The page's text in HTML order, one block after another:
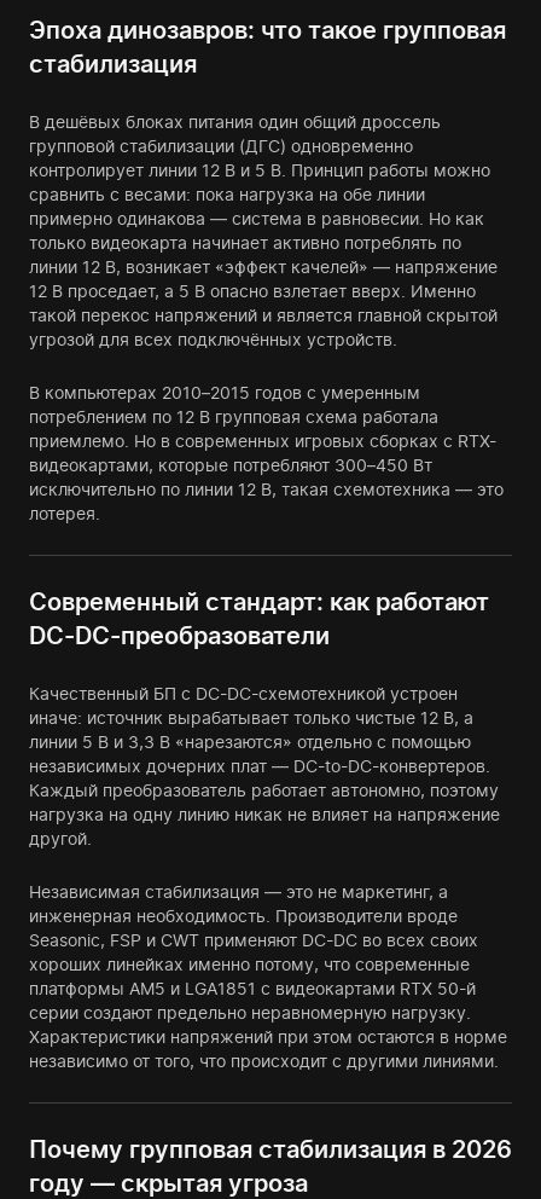
Эпоха динозавров: что такое групповая
стабилизация
В дешёвых блоках питания один общий дроссель
групповой стабилизации (ДГС) одновременно
контролирует линии 12 В и 5 В. Принцип работы можно
сравнить с весами: пока нагрузка на обе линии
примерно одинакова — система в равновесии. Но как
только видеокарта начинает активно потреблять по
линии 12 В, возникает «эффект качелей» — напряжение
12 В проседает, а 5 В опасно взлетает вверх. Именно
такой перекос напряжений и является главной скрытой
угрозой для всех подключённых устройств.
В компьютерах 2010–2015 годов с умеренным
потреблением по 12 В групповая схема работала
приемлемо. Но в современных игровых сборках с RTX-
видеокартами, которые потребляют 300–450 Вт
исключительно по линии 12 В, такая схемотехника — это
лотерея.
Современный стандарт: как работают
DC-DC-преобразователи
Качественный БП с DC-DC-схемотехникой устроен
иначе: источник вырабатывает только чистые 12 В, а
линии 5 В и 3,3 В «нарезаются» отдельно с помощью
независимых дочерних плат — DC-to-DC-конвертеров.
Каждый преобразователь работает автономно, поэтому
нагрузка на одну линию никак не влияет на напряжение
другой.
Независимая стабилизация — это не маркетинг, а
инженерная необходимость. Производители вроде
Seasonic, FSP и CWT применяют DC-DC во всех своих
хороших линейках именно потому, что современные
платформы AM5 и LGA1851 с видеокартами RTX 50-й
серии создают предельно неравномерную нагрузку.
Характеристики напряжений при этом остаются в норме
независимо от того, что происходит с другими линиями.
Почему групповая стабилизация в 2026
году — скрытая угроза